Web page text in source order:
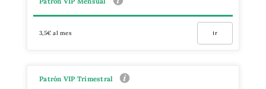
3,5€ al mes Ir
Patrón VIP Trimestral